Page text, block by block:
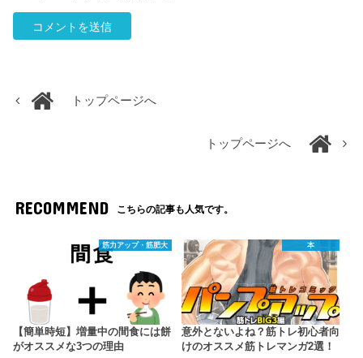
トップページへ
トップページへ
RECOMMEND こちらの記事も人気です。
筋力アップ・筋肥大
【簡単時短】増量中の間食には餅
がオススメな3つの理由
本
意外とないよね？筋トレ初心者向
けのオススメ筋トレマンガ2選！